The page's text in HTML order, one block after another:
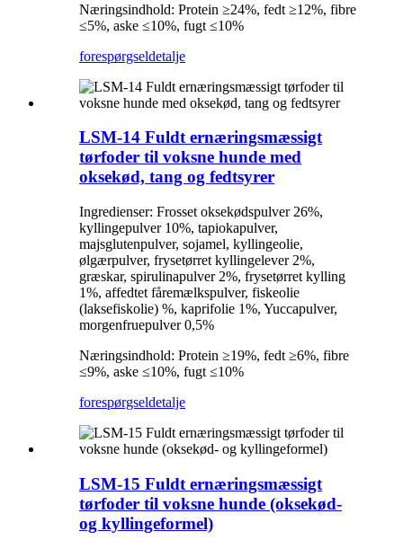
Næringsindhold: Protein ≥24%, fedt ≥12%, fibre
≤5%, aske ≤10%, fugt ≤10%
forespørgseldetalje
LSM-14 Fuldt ernæringsmæssigt
tørfoder til voksne hunde med
oksekød, tang og fedtsyrer
Ingredienser: Frosset oksekødspulver 26%,
kyllingepulver 10%, tapiokapulver,
majsglutenpulver, sojamel, kyllingeolie,
ølgærpulver, frysetørret kyllingelever 2%,
græskar, spirulinapulver 2%, frysetørret kylling
1%, affedtet fåremælkspulver, fiskeolie
(laksefiskolie) %, kaprifolie 1%, Yuccapulver,
morgenfruepulver 0,5%
Næringsindhold: Protein ≥19%, fedt ≥6%, fibre
≤9%, aske ≤10%, fugt ≤10%
forespørgseldetalje
LSM-15 Fuldt ernæringsmæssigt
tørfoder til voksne hunde (oksekød-
og kyllingeformel)